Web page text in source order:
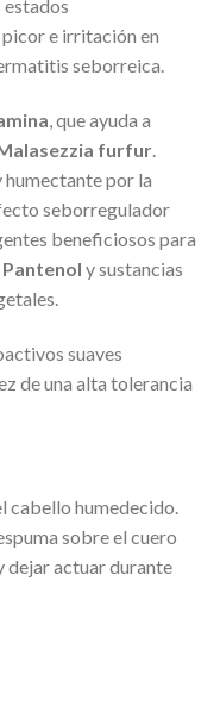
e irritación en
seborreica.
, que ayuda a
furfur.
por la
seborregulador
beneficiosos para
Pantenol y sustancias
suaves
de una alta tolerancia
cabello humedecido.
sobre el cuero
dejar actuar durante